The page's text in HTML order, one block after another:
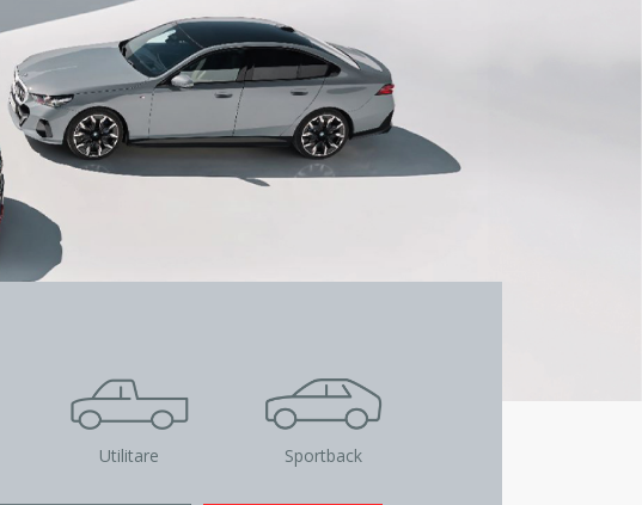
Utilitare Sportback